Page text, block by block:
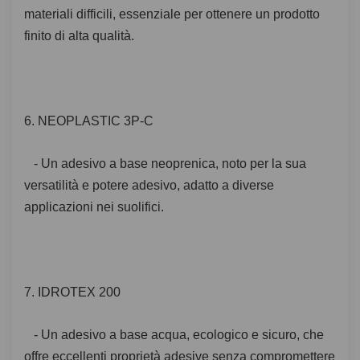
materiali difficili, essenziale per ottenere un prodotto
finito di alta qualità.
6. NEOPLASTIC 3P-C
- Un adesivo a base neoprenica, noto per la sua
versatilità e potere adesivo, adatto a diverse
applicazioni nei suolifici.
7. IDROTEX 200
- Un adesivo a base acqua, ecologico e sicuro, che
offre eccellenti proprietà adesive senza compromettere